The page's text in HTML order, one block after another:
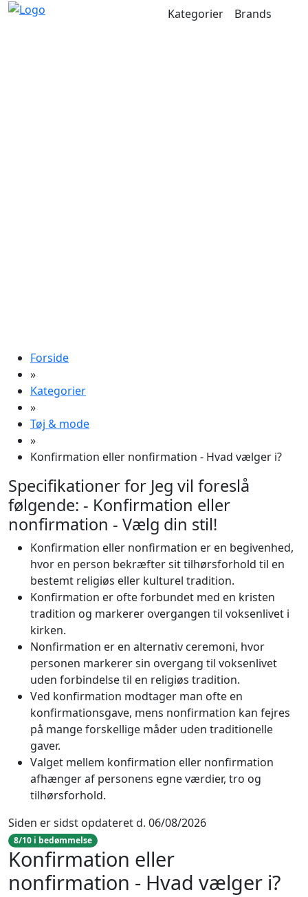
Kategorier Brands
Forside
»
Kategorier
»
Tøj & mode
»
Konfirmation eller nonfirmation - Hvad vælger i?
Specifikationer for Jeg vil foreslå
følgende: - Konfirmation eller
nonfirmation - Vælg din stil!
Konfirmation eller nonfirmation er en begivenhed,
hvor en person bekræfter sit tilhørsforhold til en
bestemt religiøs eller kulturel tradition.
Konfirmation er ofte forbundet med en kristen
tradition og markerer overgangen til voksenlivet i
kirken.
Nonfirmation er en alternativ ceremoni, hvor
personen markerer sin overgang til voksenlivet
uden forbindelse til en religiøs tradition.
Ved konfirmation modtager man ofte en
konfirmationsgave, mens nonfirmation kan fejres
på mange forskellige måder uden traditionelle
gaver.
Valget mellem konfirmation eller nonfirmation
afhænger af personens egne værdier, tro og
tilhørsforhold.
Siden er sidst opdateret d. 06/08/2026
8/10 i bedømmelse
Konfirmation eller
nonfirmation - Hvad vælger i?